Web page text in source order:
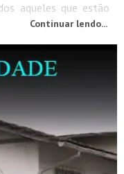
aqueles que estão
"A importância
Continuar lendo...